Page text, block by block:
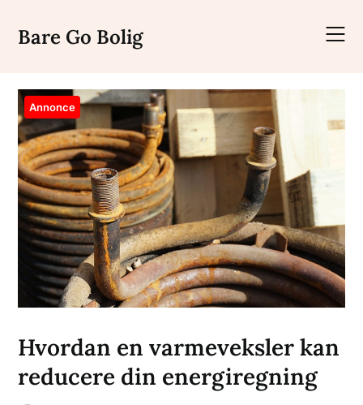
content
Bare Go Bolig
Annonce
Hvordan en varmeveksler kan
reducere din energiregning